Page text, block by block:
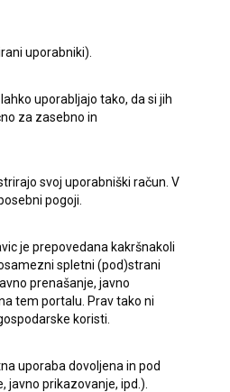
prijatelja: Crossy Road (2015)
uporabniki).
uporabljajo tako, da si jih
za zasebno in
svoj uporabniški račun. V
pogoji.
je prepovedana kakršnakoli
spletni (pod)strani
prenašanje, javno
tem portalu. Prav tako ni
koristi.
uporaba dovoljena in pod
prikazovanje, ipd.).